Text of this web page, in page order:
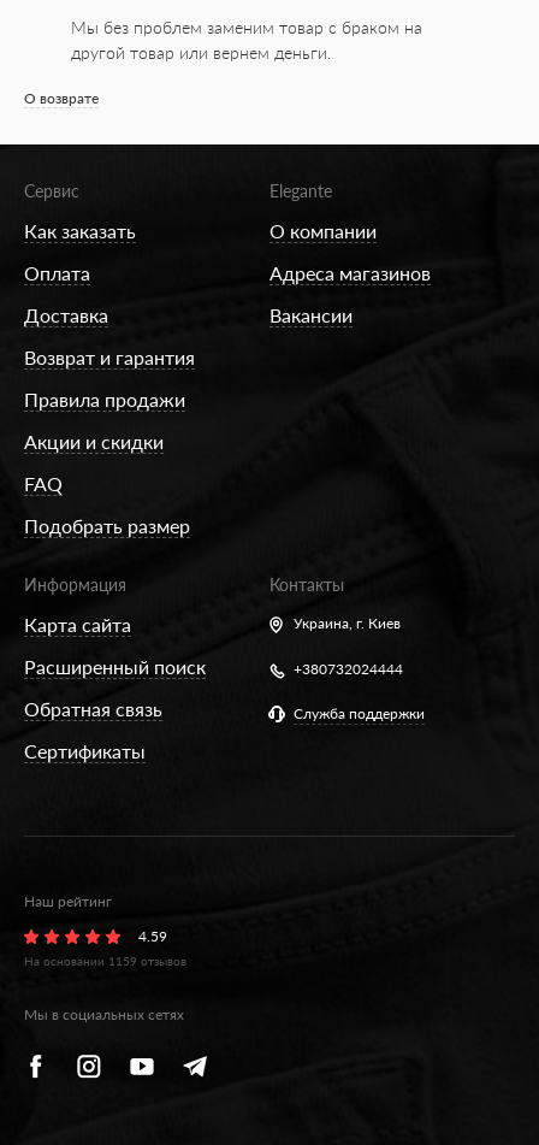
Мы без проблем заменим товар с браком на
другой товар или вернем деньги.
О возврате
Сервис
Как заказать
Оплата
Доставка
Возврат и гарантия
Правила продажи
Акции и скидки
FAQ
Подобрать размер
Elegante
О компании
Адреса магазинов
Вакансии
Информация
Карта сайта
Расширенный поиск
Обратная связь
Сертификаты
Контакты
Украина, г. Киев
+380732024444
Служба поддержки
Наш рейтинг
4.59
На основании 1159 отзывов
Мы в социальных сетях